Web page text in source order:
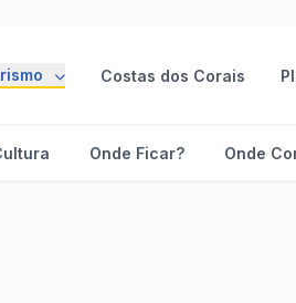
Costas dos Corais
Onde Ficar? Onde